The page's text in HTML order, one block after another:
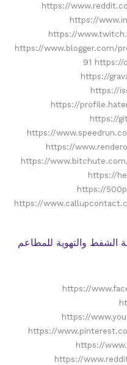
https://
https://
https://
https://www.blogger.com/
91 https://
https://
https://
https://
https://
https://
https://
https://
https://
https://
https://
والتهوية للمطاعم
https://
https://
https://
https://
https://